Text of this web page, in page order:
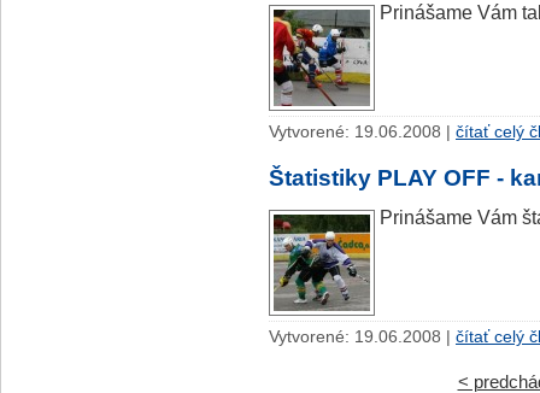
Prinášame Vám
Vytvorené: 19.06.2008 | čítať celý
Štatistiky PLAY OFF -
Prinášame Vám
Vytvorené: 19.06.2008 | čítať celý
<